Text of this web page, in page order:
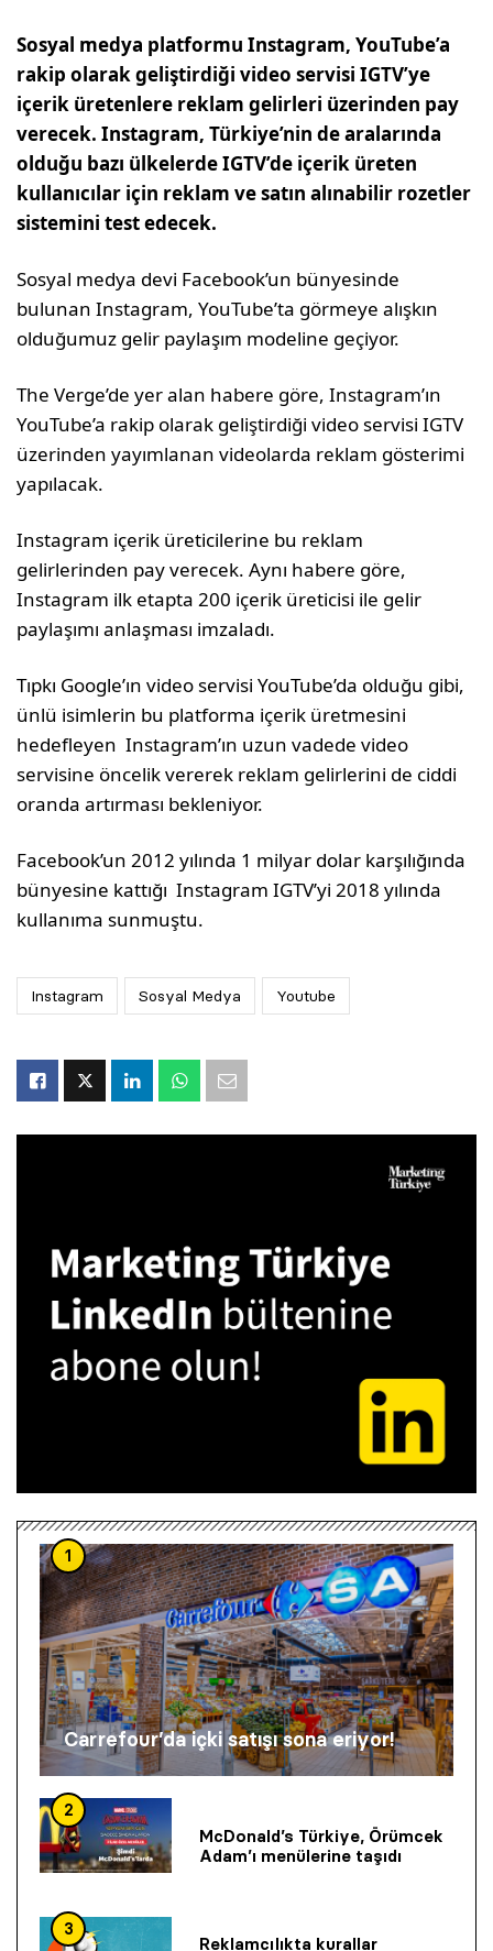
Sosyal medya platformu Instagram, YouTube’a
rakip olarak geliştirdiği video servisi IGTV’ye
içerik üretenlere reklam gelirleri üzerinden pay
verecek. Instagram, Türkiye’nin de aralarında
olduğu bazı ülkelerde IGTV’de içerik üreten
kullanıcılar için reklam ve satın alınabilir rozetler
sistemini test edecek.
Sosyal medya devi Facebook’un bünyesinde
bulunan Instagram, YouTube’ta görmeye alışkın
olduğumuz gelir paylaşım modeline geçiyor.
The Verge’de yer alan habere göre, Instagram’ın
YouTube’a rakip olarak geliştirdiği video servisi IGTV
üzerinden yayımlanan videolarda reklam gösterimi
yapılacak.
Instagram içerik üreticilerine bu reklam
gelirlerinden pay verecek. Aynı habere göre,
Instagram ilk etapta 200 içerik üreticisi ile gelir
paylaşımı anlaşması imzaladı.
Tıpkı Google’ın video servisi YouTube’da olduğu gibi,
ünlü isimlerin bu platforma içerik üretmesini
hedefleyen Instagram’ın uzun vadede video
servisine öncelik vererek reklam gelirlerini de ciddi
oranda artırması bekleniyor.
Facebook’un 2012 yılında 1 milyar dolar karşılığında
bünyesine kattığı Instagram IGTV’yi 2018 yılında
kullanıma sunmuştu.
Instagram Sosyal Medya Youtube
1
Carrefour’da içki satışı sona eriyor!
2
McDonald’s Türkiye, Örümcek
Adam’ı menülerine taşıdı
3
Reklamcılıkta kurallar